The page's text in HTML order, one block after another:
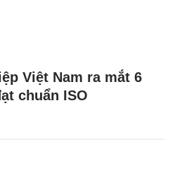
Việt Nam ra mắt 6
chuẩn ISO